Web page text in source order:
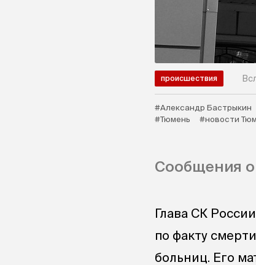
происшествия
#Александр Бастрыкин
#Тюмень
#новости
Сообщения о
Глава СК
по факту
больниц. Его